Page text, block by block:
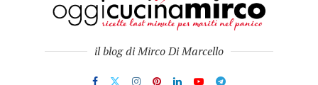
il blog di Mirco Di Marcello